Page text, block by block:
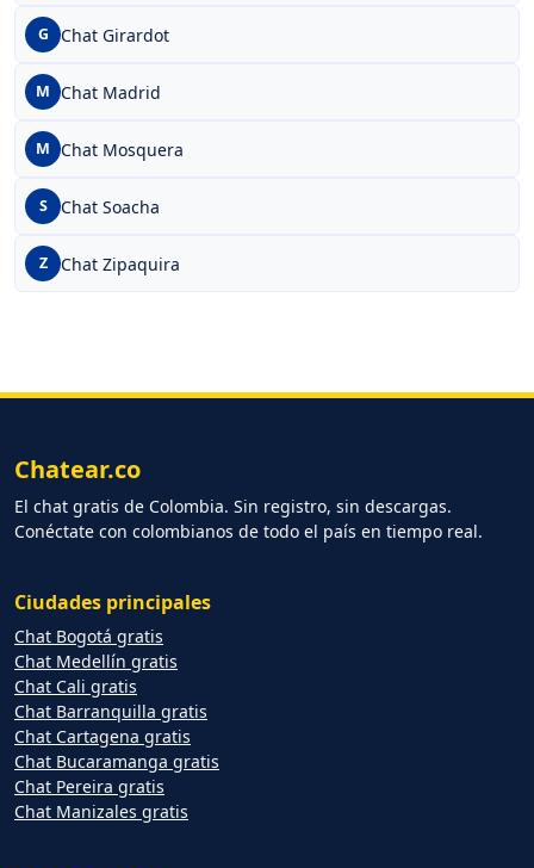
G Chat Girardot
M Chat Madrid
M Chat Mosquera
S Chat Soacha
Z Chat Zipaquira
Chatear.co
El chat gratis de Colombia. Sin registro, sin descargas.
Conéctate con colombianos de todo el país en tiempo real.
Ciudades principales
Chat Bogotá gratis
Chat Medellín gratis
Chat Cali gratis
Chat Barranquilla gratis
Chat Cartagena gratis
Chat Bucaramanga gratis
Chat Pereira gratis
Chat Manizales gratis